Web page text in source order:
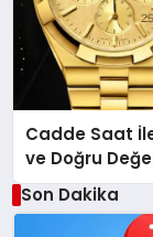
Cadde Saat
ve Doğru
Son Dakika